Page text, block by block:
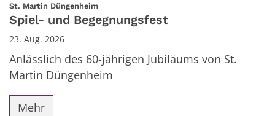
St. Martin Düngenheim:
Spiel- und Begegnungsfest
23. Aug. 2026
Anlässlich des 60-jährigen Jubiläums von St.
Martin Düngenheim
Mehr